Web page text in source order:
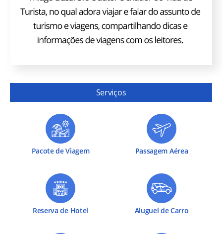
Serviços
Pacote de Viagem Passagem Aérea
Reserva de Hotel Aluguel de Carro